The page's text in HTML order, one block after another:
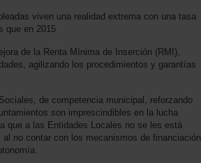
viven una realidad extrema con una tasa
que en 2015
de la Renta Mínima de Inserción (RMI),
agilizando los procedimientos y garantías
de competencia municipal, reforzando
son imprescindibles en la lucha
que a las Entidades Locales no se les está
no contar con los mecanismos de financiación